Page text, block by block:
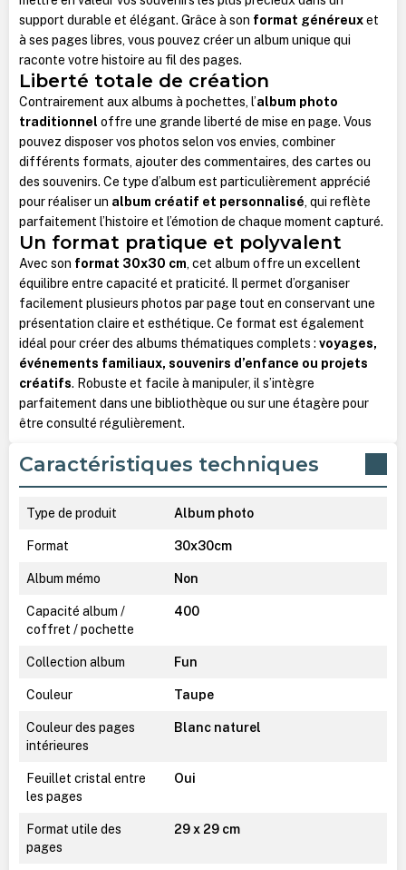
support durable et élégant. Grâce à son format généreuxet
à ses pages libres, vous pouvez créer un album unique qui
raconte votre histoire au fil des pages.
Liberté totale de création
Contrairement aux albums à pochettes, l’album photo
traditionnel offre une grande liberté de mise en page. Vous
pouvez disposer vos photos selon vos envies, combiner
différents formats, ajouter des commentaires, des cartes ou
des souvenirs. Ce type d’album est particulièrement apprécié
pour réaliser un album créatif et personnalisé, qui reflète
parfaitement l’histoire et l’émotion de chaque moment capturé.
Un format pratique et polyvalent
Avec son format 30x30 cm, cet album offre un excellent
équilibre entre capacité et praticité. Il permet d’organiser
facilement plusieurs photos par page tout en conservant une
présentation claire et esthétique. Ce format est également
idéal pour créer des albums thématiques complets : voyages,
événements familiaux, souvenirs d’enfance ou projets
créatifs. Robuste et facile à manipuler, il s’intègre
parfaitement dans une bibliothèque ou sur une étagère pour
être consulté régulièrement.
Caractéristiques techniques
Type de produit Album photo
Format 30x30cm
Album mémo Non
Capacité album /
coffret / pochette
400
Collection album Fun
Couleur Taupe
Couleur des pages
intérieures
Blanc naturel
Feuillet cristal entre
les pages
Oui
Format utile des
pages
29 x 29 cm